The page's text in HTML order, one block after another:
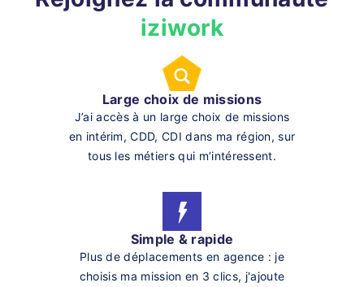
iziwork
Large choix de missions
J’ai accès à un large choix de missions
en intérim, CDD, CDI dans ma région, sur
tous les métiers qui m’intéressent.
Simple & rapide
Plus de déplacements en agence : je
choisis ma mission en 3 clics, j'ajoute